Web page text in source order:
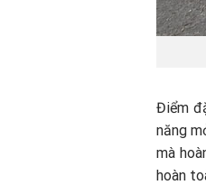
Điểm
năng
mà
hoàn